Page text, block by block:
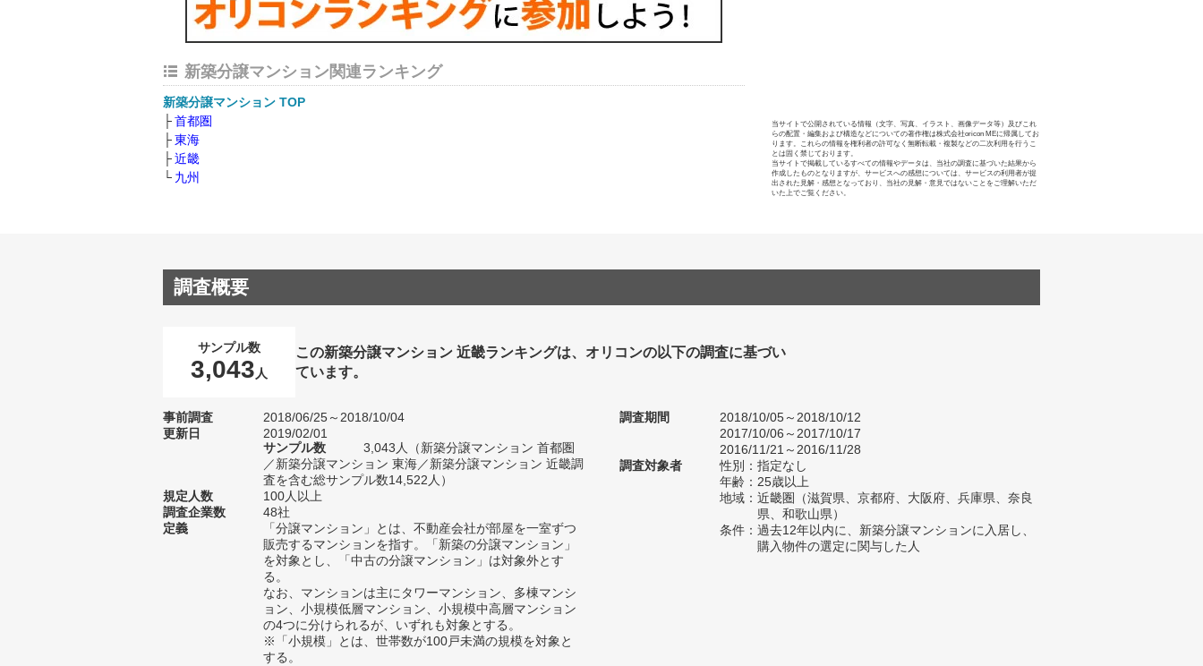
新築分譲マンション関連ランキング
新築分譲マンション TOP
首都圏
東海
近畿
九州
当サイトで公開されている情報（文字、写真、イラスト、画像データ等）及びこれ
らの配置・編集および構造などについての著作権は株式会社oricon MEに帰属してお
ります。これらの情報を権利者の許可なく無断転載・複製などの二次利用を行うこ
とは固く禁じております。
当サイトで掲載しているすべての情報やデータは、当社の調査に基づいた結果から
作成したものとなりますが、サービスへの感想については、サービスの利用者が提
出された見解・感想となっており、当社の見解・意見ではないことをご理解いただ
いた上でご覧ください。
調査概要
サンプル数
3,043 人
この新築分譲マンション 近畿ランキングは、オリコンの以下の調査に基づい
ています。
事前調査
2018/06/25～2018/10/04
更新日
2019/02/01
サンプル数
3,043人（新築分譲マンション 首都圏
／新築分譲マンション 東海／新築分譲マンション 近畿調
査を含む総サンプル数14,522人）
規定人数
100人以上
調査企業数
48社
定義
「分譲マンション」とは、不動産会社が部屋を一室ずつ
販売するマンションを指す。「新築の分譲マンション」
を対象とし、「中古の分譲マンション」は対象外とす
る。
なお、マンションは主にタワーマンション、多棟マンシ
ョン、小規模低層マンション、小規模中高層マンション
の4つに分けられるが、いずれも対象とする。
※「小規模」とは、世帯数が100戸未満の規模を対象と
する。
調査期間
2018/10/05～2018/10/12
2017/10/06～2017/10/17
2016/11/21～2016/11/28
調査対象者
性別：指定なし
年齢：25歳以上
地域：近畿圏（滋賀県、京都府、大阪府、兵庫県、奈良
県、和歌山県）
条件：過去12年以内に、新築分譲マンションに入居し、
購入物件の選定に関与した人